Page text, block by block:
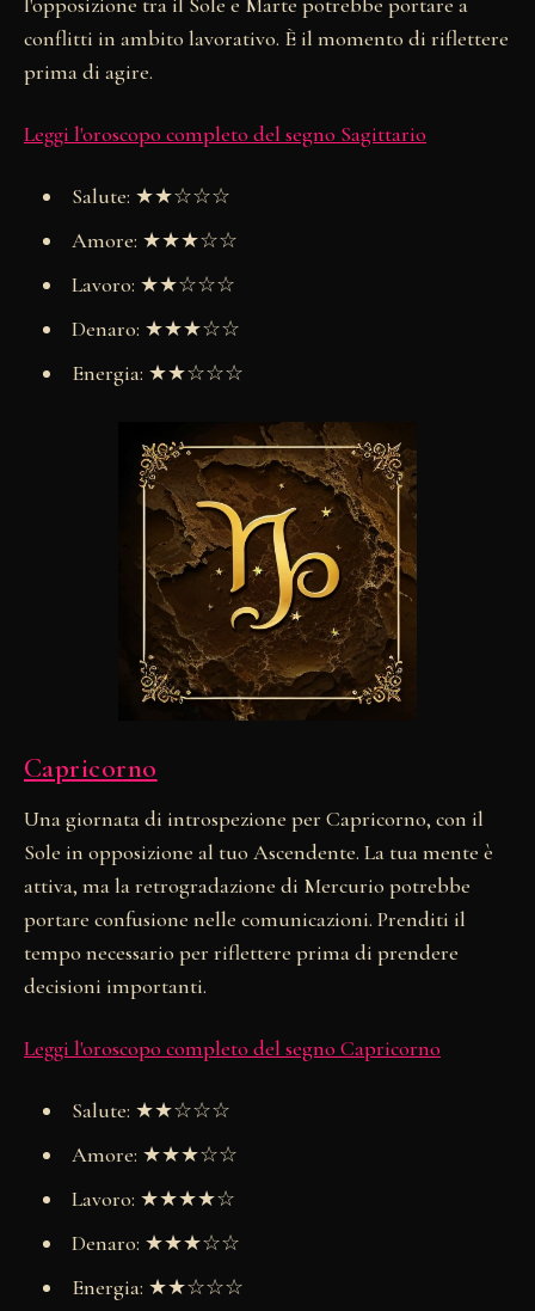
conflitti in ambito lavorativo. È il momento di riflettere
prima di agire.
Leggi l'oroscopo completo del segno Sagittario
Salute: ★★☆☆☆
Amore: ★★★☆☆
Lavoro: ★★☆☆☆
Denaro: ★★★☆☆
Energia: ★★☆☆☆
Capricorno
Una giornata di introspezione per Capricorno, con il
Sole in opposizione al tuo Ascendente. La tua mente è
attiva, ma la retrogradazione di Mercurio potrebbe
portare confusione nelle comunicazioni. Prenditi il
tempo necessario per riflettere prima di prendere
decisioni importanti.
Leggi l'oroscopo completo del segno Capricorno
Salute: ★★☆☆☆
Amore: ★★★☆☆
Lavoro: ★★★★☆
Denaro: ★★★☆☆
Energia: ★★☆☆☆